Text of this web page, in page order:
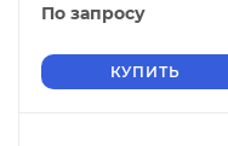
По запросу
КУПИТЬ